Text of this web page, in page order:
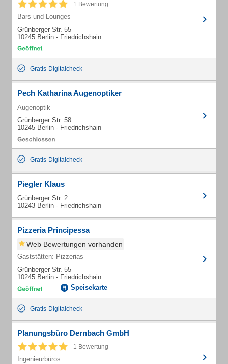
1 Bewertung
Bars und Lounges
Grünberger Str. 55
10245 Berlin - Friedrichshain
Gratis-Digitalcheck
Pech Katharina Augenoptiker
Augenoptik
Grünberger Str. 58
10245 Berlin - Friedrichshain
Gratis-Digitalcheck
Piegler Klaus
Grünberger Str. 2
10243 Berlin - Friedrichshain
Pizzeria Principessa
Web Bewertungen vorhanden
Gaststätten: Pizzerias
Grünberger Str. 55
10245 Berlin - Friedrichshain
Speisekarte
Gratis-Digitalcheck
Planungsbüro Dernbach GmbH
1 Bewertung
Ingenieurbüros